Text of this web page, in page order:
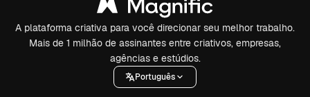
A plataforma criativa para você direcionar seu melhor trabalho.
Mais de 1 milhão de assinantes entre criativos, empresas,
agências e estúdios.
Português